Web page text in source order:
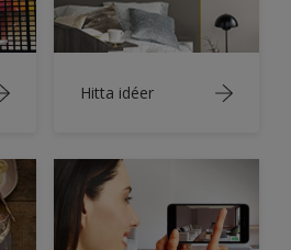
Hitta idéer